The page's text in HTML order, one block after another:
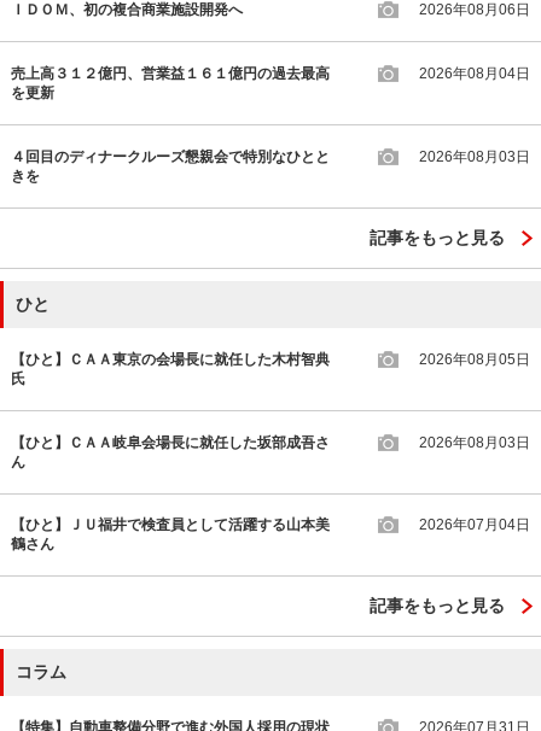
ＩＤＯＭ、初の複合商業施設開発へ 2026年08月06日
売上高３１２億円、営業益１６１億円の過去最高
を更新
2026年08月04日
４回目のディナークルーズ懇親会で特別なひとと
きを
2026年08月03日
記事をもっと見る
ひと
【ひと】ＣＡＡ東京の会場長に就任した木村智典
氏
2026年08月05日
【ひと】ＣＡＡ岐阜会場長に就任した坂部成吾さ
ん
2026年08月03日
【ひと】ＪＵ福井で検査員として活躍する山本美
鶴さん
2026年07月04日
記事をもっと見る
コラム